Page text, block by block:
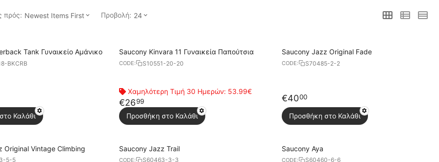
πρός: Newest Items First Προβολή: 24
Tank Γυναικείο Αμάνικο
BKCRB
Καλάθι
Saucony Kinvara 11 Γυναικεία Παπούτσια
CODE: S10551-20-20
Χαμηλότερη Τιμή 30 Ημερών: 53.99€
€2699
Προσθήκη στο Καλάθι
Saucony Jazz Original Fade
CODE: S70485-2-2
€4000
Προσθήκη στο Καλάθι
Original Vintage Climbing
5-5
Saucony Jazz Trail
CODE: S60463-3-3
Saucony Aya
CODE: S60460-6-6